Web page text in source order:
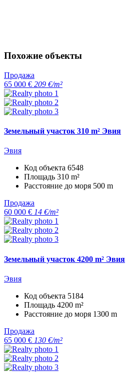
Похожие объекты
Продажа
65 000 € 209 €/m²
Земельный участок 310 m² Эвия
Эвия
Код объекта 6548
Площадь 310 m²
Расстояние до моря 500 m
Продажа
60 000 € 14 €/m²
Земельный участок 4200 m² Эвия
Эвия
Код объекта 5184
Площадь 4200 m²
Расстояние до моря 1300 m
Продажа
65 000 € 130 €/m²